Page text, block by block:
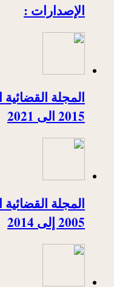
الإصدارات :
المجلة
2015 الى 2021
المجلة
2005 إلى 2014